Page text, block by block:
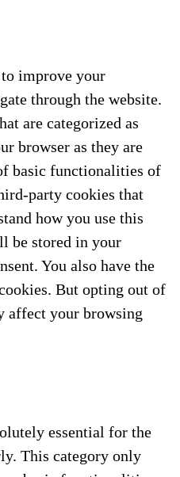
improve your
through the website.
are categorized as
browser as they are
basic functionalities of
party cookies that
how you use this
be stored in your
You also have the
But opting out of
affect your browsing
essential for the
This category only